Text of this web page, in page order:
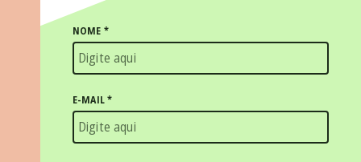
NOME *
E-MAIL*